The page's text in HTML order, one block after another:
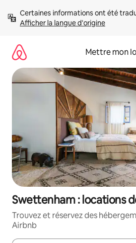
directement
Afficher la langue d'origine
Mettre mon
Swettenham : locations
Trouvez et réservez des
Airbnb